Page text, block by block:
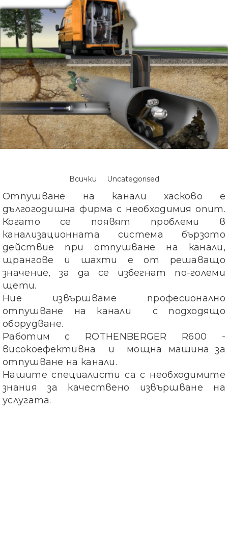
Всички Uncategorised
Отпушване на канали хасково е
дългогодишна фирма с необходимия опит.
Когато се появят проблеми в
канализационната система бързото
действие при отпушване на канали,
щрангове и шахти е от решаващо
значение, за да се избегнат по-големи
щети.
Ние извършваме професионално
отпушване на канали с подходящо
оборудване.
Работим с ROTHENBERGER R600 -
високоефективна и мощна машина за
отпушване на канали.
Нашите специалисти са с необходимите
знания за качествено извършване на
услугата.